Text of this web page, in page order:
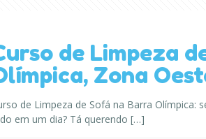
de Limpeza
Zona
de Limpeza de Sofá na Barra Olímpica:
em um dia? Tá querendo […]